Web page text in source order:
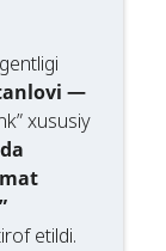
—
xususiy
etildi.